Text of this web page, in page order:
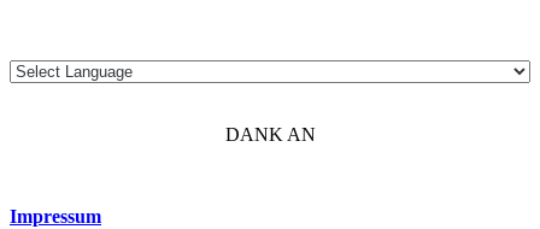
DANK AN
Impressum